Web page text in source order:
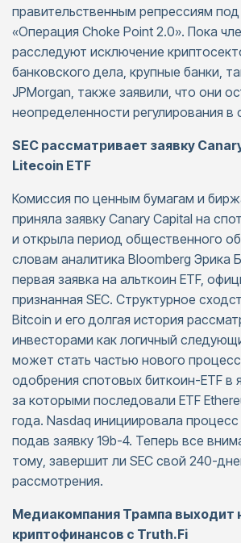
правительственным репрессиям
«Операция Choke Point 2.0». Пока
расследуют исключение
банковского дела, крупные банки,
JPMorgan, также заявили, что они
неопределенности регулирования в
SEC рассматривает заявку
Litecoin ETF
Комиссия по ценным бумагам и
приняла заявку Canary Capital на
и открыла период общественного
словам аналитика Bloomberg Эрика
первая заявка на альткоин ETF,
признанная SEC. Структурное
Bitcoin и его долгая история
инвесторами как логичный
может стать частью нового
одобрения спотовых биткоин-ETF в
за которыми последовали ETF
года. Nasdaq инициировала процесс
подав заявку 19b-4. Теперь все
тому, завершит ли SEC свой 240-
рассмотрения.
Медиакомпания Трампа выходит
криптофинансов с Truth.Fi